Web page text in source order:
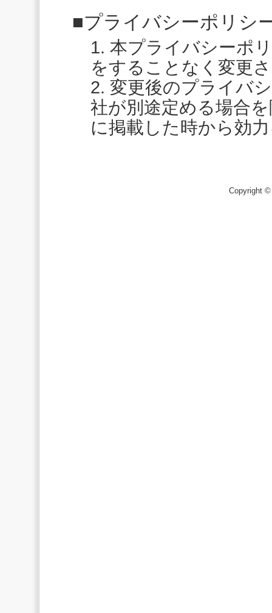
■プライバシーポリシ
1. 本プライバシーポ
をすることなく変更
2. 変更後のプライバ
社が別途定める場合
に掲載した時から効
Copyright ©